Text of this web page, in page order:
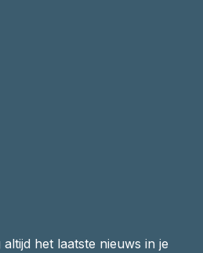
het laatste nieuws in je